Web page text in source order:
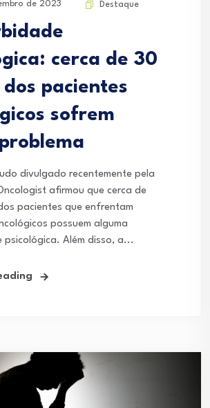
de 2023 Destaque
cerca de 30
pacientes
sofrem
divulgado recentemente pela
afirmou que cerca de
pacientes que enfrentam
possuem alguma
psicológica. Além disso, a...